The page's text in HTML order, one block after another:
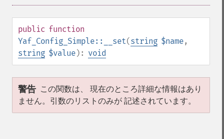
public function
Yaf_Config_Simple::__set(string $name,
string $value): void
警告 この関数は、 現在のところ詳細な情報はあり
ません。引数のリストのみが 記述されています。